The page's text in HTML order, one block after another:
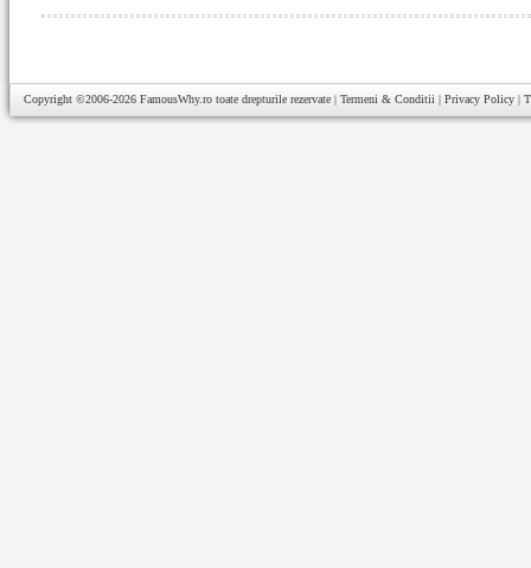
Copyright ©2006-2026 FamousWhy.ro toate drepturile rezervate | Termeni & Conditii | Privacy Policy |